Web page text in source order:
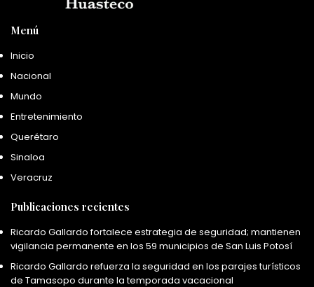
Menú
Inicio
Nacional
Mundo
Entretenimiento
Querétaro
Sinaloa
Veracruz
Publicaciones recientes
Ricardo Gallardo fortalece estrategia de seguridad; mantienen
vigilancia permanente en los 59 municipios de San Luis Potosí
Ricardo Gallardo refuerza la seguridad en los parajes turísticos
de Tamasopo durante la temporada vacacional